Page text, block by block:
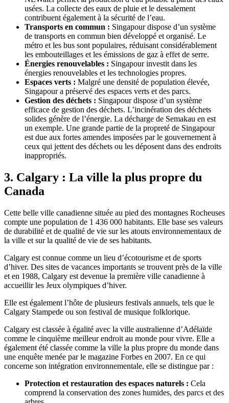
usées. La collecte des eaux de pluie et le dessalement
contribuent également à la sécurité de l’eau.
Transports en commun : Singapour dispose d’un système
de transports en commun bien développé et organisé. Le
métro et les bus sont populaires, réduisant considérablement
les embouteillages et les émissions de gaz à effet de serre.
Énergies renouvelables : Singapour investit dans les
énergies renouvelables et les technologies propres.
Espaces verts : Malgré une densité de population élevée,
Singapour a préservé des espaces verts et des parcs.
Gestion des déchets : Singapour dispose d’un système
efficace de gestion des déchets. L’incinération des déchets
solides génère de l’énergie. La décharge de Semakau en est
un exemple. Une grande partie de la propreté de Singapour
est due aux fortes amendes imposées par le gouvernement à
ceux qui jettent des déchets ou les déposent dans des endroits
inappropriés.
3. Calgary : La ville la plus propre du
Canada
Cette belle ville canadienne située au pied des montagnes Rocheuses
compte une population de 1 436 000 habitants. Elle base ses valeurs
de durabilité et de qualité de vie sur les atouts environnementaux de
la ville et sur la qualité de vie de ses habitants.
Calgary est connue comme un lieu d’écotourisme et de sports
d’hiver. Des sites de vacances importants se trouvent près de la ville
et en 1988, Calgary est devenue la première ville canadienne à
accueillir les Jeux olympiques d’hiver.
Elle est également l’hôte de plusieurs festivals annuels, tels que le
Calgary Stampede ou son festival de musique folklorique.
Calgary est classée à égalité avec la ville australienne d’Adélaïde
comme le cinquième meilleur endroit au monde pour vivre. Elle a
également été classée comme la ville la plus propre du monde dans
une enquête menée par le magazine Forbes en 2007. En ce qui
concerne son intégration environnementale, elle se distingue par :
Protection et restauration des espaces naturels : Cela
comprend la conservation des zones humides, des parcs et des